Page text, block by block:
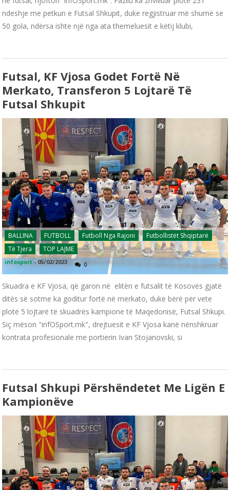
ndeshje me petkun e Futsal Shkupit, duke regjistruar më shumë se
50 gola, ndërsa ishte një nga ata themeluesit e këtij klubi,
Futsal, KF Vjosa Godet Fortë Në
Merkato, Transferon 5 Lojtarë Të
Futsal Shkupit
BALLINA FUTBOLL Futboll Nga Rajoni
Futbollistët Shqiptarë
Të Tjera
TOP LAJME
infosport - 05/02/2023 0
Skuadra e KF Vjosa, që garon në elitën e futsalit të Kosovës gjatë
ditës së sotme ka goditur fortë në merkato, duke bërë për vete
plotë 5 lojtarë të skuadrës kampione të Maqedonisë, Futsal Shkupi.
Siç mëson "infOSport.mk", drejtuesit e KF Vjosa kanë nënshkruar
kontrata profesionale me portierin Ivan Stojanovski, si
Futsal Shkupi Përshëndetet Me Ligën E
Kampionëve